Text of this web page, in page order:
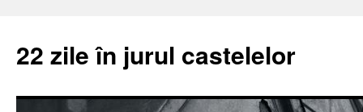
22 zile în jurul castelelor